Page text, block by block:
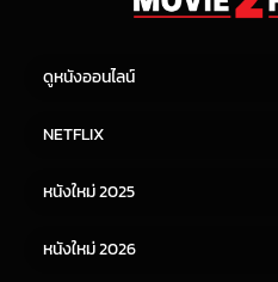
ดูหนังออนไลน์
หนังจีน
NETFLIX
หนังใหม่ 2025
หนังใหม่ 2026